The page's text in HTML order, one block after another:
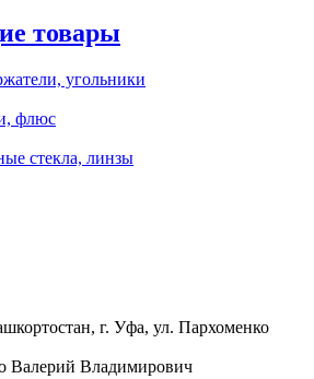
товары
угольники
флюс
стекла, линзы
г. Уфа, ул. Пархоменко
Валерий Владимирович